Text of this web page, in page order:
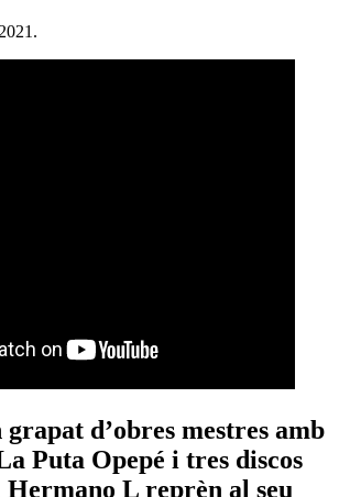
.
grapat d’obres mestres amb
Puta Opepé i tres discos
L reprèn al seu